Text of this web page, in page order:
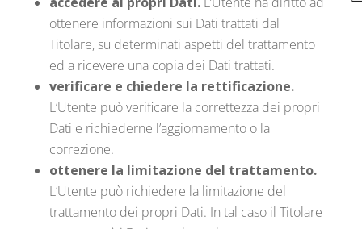
ottenere informazioni sui Dati trattati dal
Titolare, su determinati aspetti del trattamento
ed a ricevere una copia dei Dati trattati.
verificare e chiedere la rettificazione.
L’Utente può verificare la correttezza dei propri
Dati e richiederne l’aggiornamento o la
correzione.
ottenere la limitazione del trattamento.
L’Utente può richiedere la limitazione del
trattamento dei propri Dati. In tal caso il Titolare